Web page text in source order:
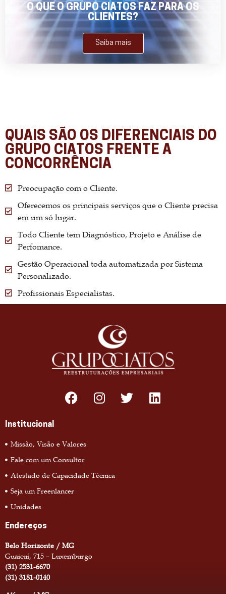
O QUE O GRUPO CIATOS FAZ PARA OS
CLIENTES?
Saiba mais
QUAIS SÃO OS DIFERENCIAIS DO
GRUPO CIATOS FRENTE A
CONCORRÊNCIA
Preocupação com o Cliente.
Oferecemos os principais serviços que o Cliente precisa
em um só lugar.
Todo Cliente tem Diagnóstico, Projeto e Análise de
Perfomance.
Gestão Operacional toda automatizada por Sistema
Personalizado.
Profissionais Especialistas.
Institucional
Missão, Visão e Valores
Fale com um Consultor
Atestado de Capacidade Técnica
Seja um Freenlancer
Unidades
Endereços
Belo Horizonte / MG
Guaicuí, 715 – Luxemburgo
(31) 2531-6670
(31) 3181-0140